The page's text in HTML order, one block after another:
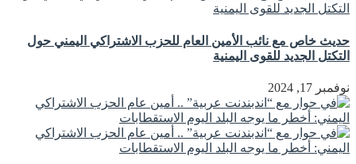
حديث خاص مع نائب الأمين العام للحزب الاشتراكي اليمني حول
التكتل الجديد للقوى اليمنية
نوفمبر 17, 2024